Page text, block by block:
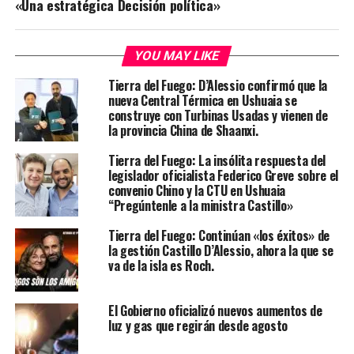
«Una estratégica Decisión política»
YOU MAY LIKE
Tierra del Fuego: D’Alessio confirmó que la
nueva Central Térmica en Ushuaia se
construye con Turbinas Usadas y vienen de
la provincia China de Shaanxi.
Tierra del Fuego: La insólita respuesta del
legislador oficialista Federico Greve sobre el
convenio Chino y la CTU en Ushuaia
“Pregúntenle a la ministra Castillo»
Tierra del Fuego: Continúan «los éxitos» de
la gestión Castillo D’Alessio, ahora la que se
va de la isla es Roch.
El Gobierno oficializó nuevos aumentos de
luz y gas que regirán desde agosto